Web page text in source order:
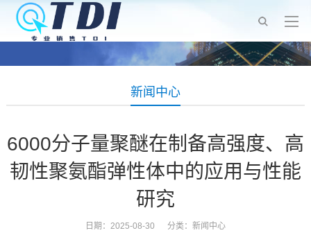
新闻中心
6000分子量聚醚在制备高强度、高
韧性聚氨酯弹性体中的应用与性能
研究
日期：2025-08-30 分类： 新闻中心